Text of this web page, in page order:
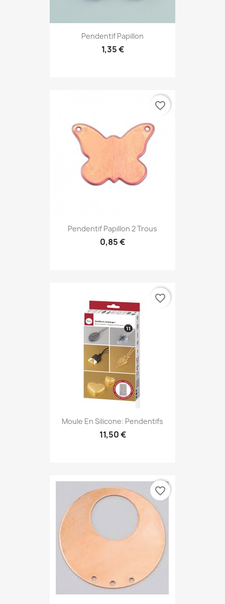
Pendentif Papillon
1,35 €
Pendentif Papillon 2 Trous
0,85 €
favorite_border
Moule En Silicone: Pendentifs
11,50 €
favorite_border
favorite_border